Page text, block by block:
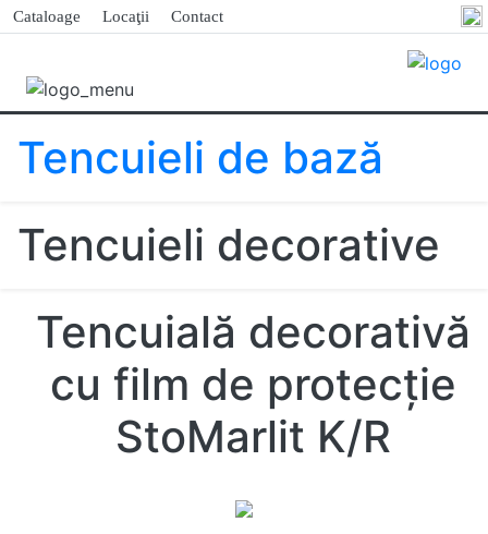
Cataloage Locaţii Contact
Tencuieli de bază
Tencuieli decorative
Tencuială decorativă
cu film de protecţie
StoMarlit K/R